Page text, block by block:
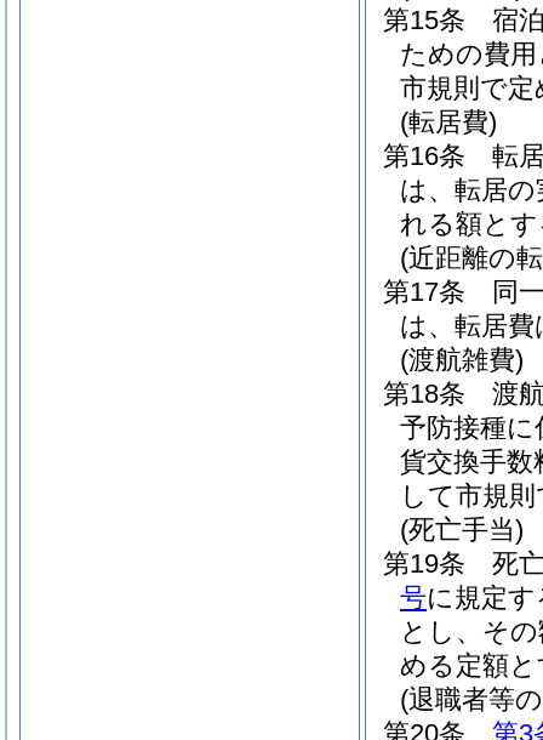
第15条
宿
ための費
市規則で
(転居費)
第16条
転
は、転居
れる額と
(近距離の
第17条
同
は、転居
(渡航雑費)
第18条
渡
予防接種に
貨交換手
して市規
(死亡手当)
第19条
死
号に規定
とし、そ
める定額
(退職者等
第20条
第3